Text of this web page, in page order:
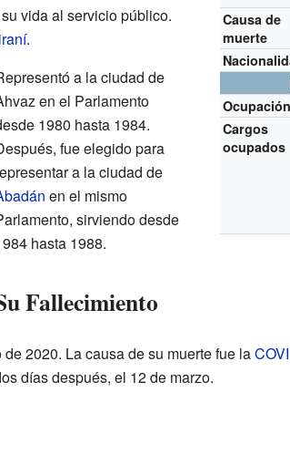
Causa de
muerte
Ocupación
Cargos
ocupados
vida al servicio público.
.
a la ciudad de
en el Parlamento
1980 hasta 1984.
fue elegido para
a la ciudad de
en el mismo
sirviendo desde
hasta 1988.
Fallecimiento
2020. La causa de su muerte fue la
días después, el 12 de marzo.